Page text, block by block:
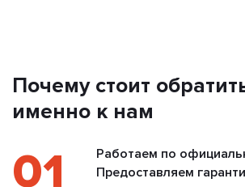
Почему стоит
именно к нам
01
Работаем по
Предоставляем